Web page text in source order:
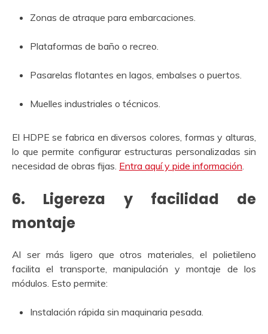
Zonas de atraque para embarcaciones.
Plataformas de baño o recreo.
Pasarelas flotantes en lagos, embalses o puertos.
Muelles industriales o técnicos.
El HDPE se fabrica en diversos colores, formas y alturas,
lo que permite configurar estructuras personalizadas sin
necesidad de obras fijas. Entra aquí y pide información.
6. Ligereza y facilidad de
montaje
Al ser más ligero que otros materiales, el polietileno
facilita el transporte, manipulación y montaje de los
módulos. Esto permite:
Instalación rápida sin maquinaria pesada.